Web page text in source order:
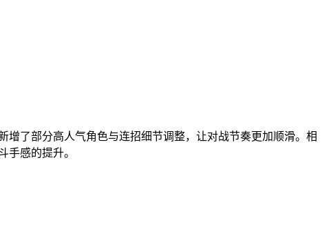
了部分高人气角色与连招细节调整，让对战节奏更加顺滑。相
手感的提升。